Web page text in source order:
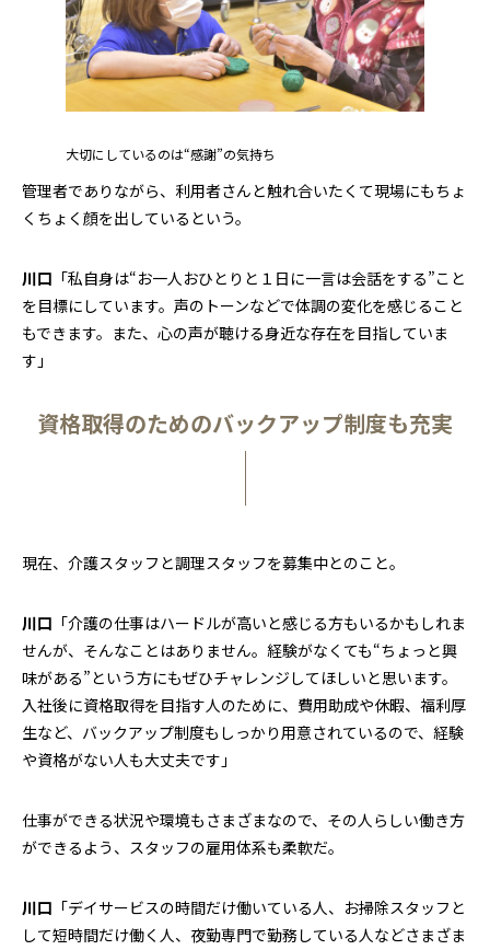
大切にしているのは“感謝”の気持ち
管理者でありながら、利用者さんと触れ合いたくて現場にもちょ
くちょく顔を出しているという。
川口 「私自身は“お一人おひとりと１日に一言は会話をする”こと
を目標にしています。声のトーンなどで体調の変化を感じること
もできます。また、心の声が聴ける身近な存在を目指していま
す」
資格取得のためのバックアップ制度も充実
現在、介護スタッフと調理スタッフを募集中とのこと。
川口 「介護の仕事はハードルが高いと感じる方もいるかもしれま
せんが、そんなことはありません。経験がなくても“ちょっと興
味がある”という方にもぜひチャレンジしてほしいと思います。
入社後に資格取得を目指す人のために、費用助成や休暇、福利厚
生など、バックアップ制度もしっかり用意されているので、経験
や資格がない人も大丈夫です」
仕事ができる状況や環境もさまざまなので、その人らしい働き方
ができるよう、スタッフの雇用体系も柔軟だ。
川口 「デイサービスの時間だけ働いている人、お掃除スタッフと
して短時間だけ働く人、夜勤専門で勤務している人などさまざま